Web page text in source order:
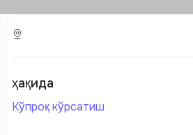
ҳақида
Кўпроқ кўрсатиш